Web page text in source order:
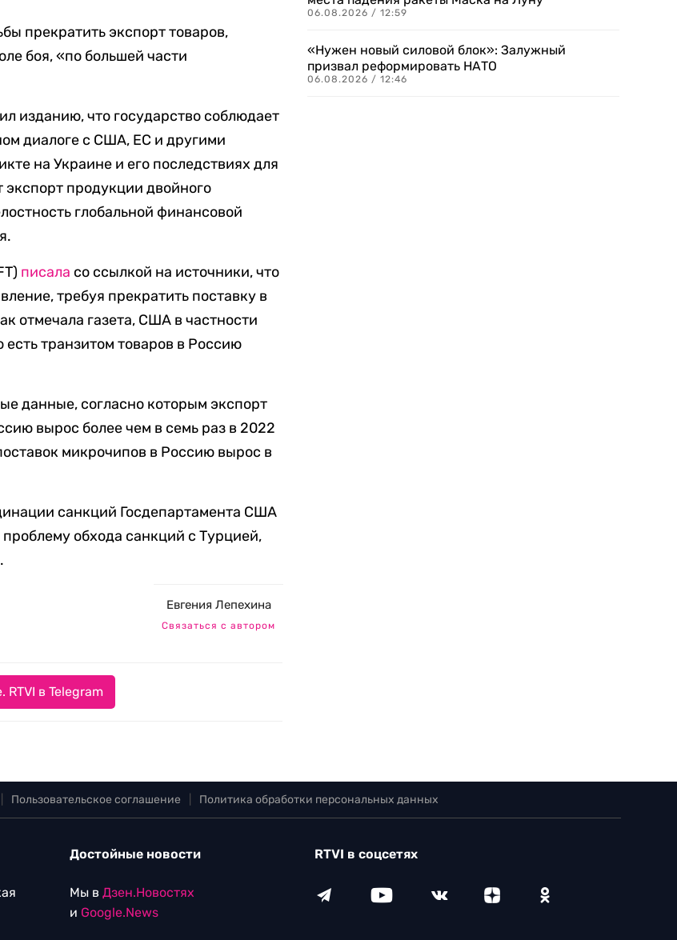
прекратить экспорт товаров,
боя, «по большей части
изданию, что государство соблюдает
диалоге с США, ЕС и другими
на Украине и его последствиях для
продукции двойного
глобальной финансовой
писала со ссылкой на источники, что
требуя прекратить поставку в
отмечала газета, США в частности
транзитом товаров в Россию
данные, согласно которым экспорт
вырос более чем в семь раз в 2022
микрочипов в Россию вырос в
санкций Госдепартамента США
проблему обхода санкций с Турцией,
Евгения Лепехина
Связаться с автором
в Telegram
06.08.2026 / 12:59
«Нужен новый силовой блок»: Залужный
призвал реформировать НАТО
06.08.2026 / 12:46
Пользовательское соглашение Политика обработки персональных данных
Достойные новости
Мы в Дзен.Новостях
и Google.News
RTVI в соцсетях